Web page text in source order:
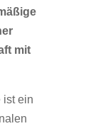
mit
ist ein